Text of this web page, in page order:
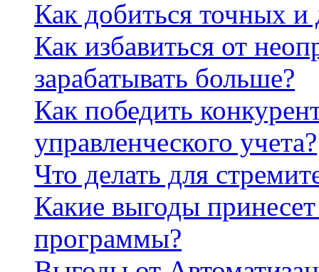
Как добиться точных
Как избавиться от
зарабатывать больше?
Как победить
управленческого учета?
Что делать для
Какие выгоды
программы?